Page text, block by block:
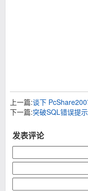
上一篇:谈下
下一篇:突破SQL错误提
发表评论